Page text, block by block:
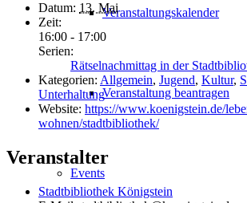
Veranstaltungskalender
Veranstaltung beantragen
Events
Datum: 13. Mai
Zeit:
16:00 - 17:00
Serien:
Rätselnachmittag in der
Kategorien: Allgemein, Jugend, Kultur,
Unterhaltung
Website: https://www.koenigstein.de/
wohnen/stadtbibliothek/
Veranstalter
Stadtbibliothek Königstein